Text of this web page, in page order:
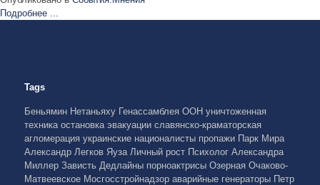
Подробнее ...
Tags
Беньямин Нетаньяху Генассамблея ООН уничтоженная
техника остановка эвакуации славянско-краматорская
агломерация украинские националисты пропажи Парк Мира
Александр Легков Яуза Личный рост Психолог Александра
Миллер Зависть Дедлайны порноактрисы Озерная Очаково-
Матвеевское Мосгосстройнадзор аварийные генераторы Петр